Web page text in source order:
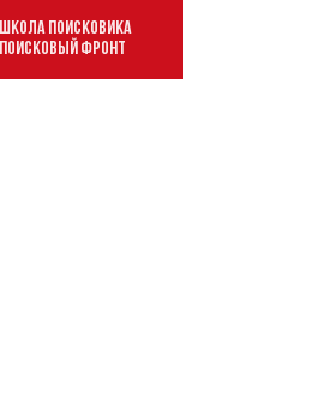
ШКОЛА ПОИСКОВИКА
ПОИСКОВЫЙ ФРОНТ